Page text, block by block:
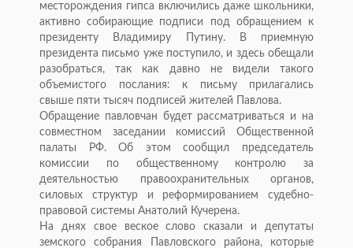
месторождения гипса включились даже школьники,
активно собирающие подписи под обращением к
президенту Владимиру Путину. В приемную
президента письмо уже поступило, и здесь обещали
разобраться, так как давно не видели такого
объемистого послания: к письму прилагались
свыше пяти тысяч подписей жителей Павлова.
Обращение павловчан будет рассматриваться и на
совместном заседании комиссий Общественной
палаты РФ. Об этом сообщил председатель
комиссии по общественному контролю за
деятельностью правоохранительных органов,
силовых структур и реформированием судебно-
правовой системы Анатолий Кучерена.
На днях свое веское слово сказали и депутаты
земского собрания Павловского района, которые